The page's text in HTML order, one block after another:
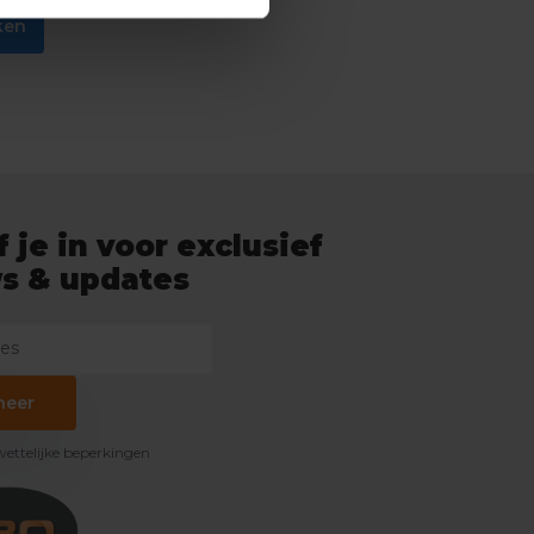
je in voor exclusief
& updates
beperkingen